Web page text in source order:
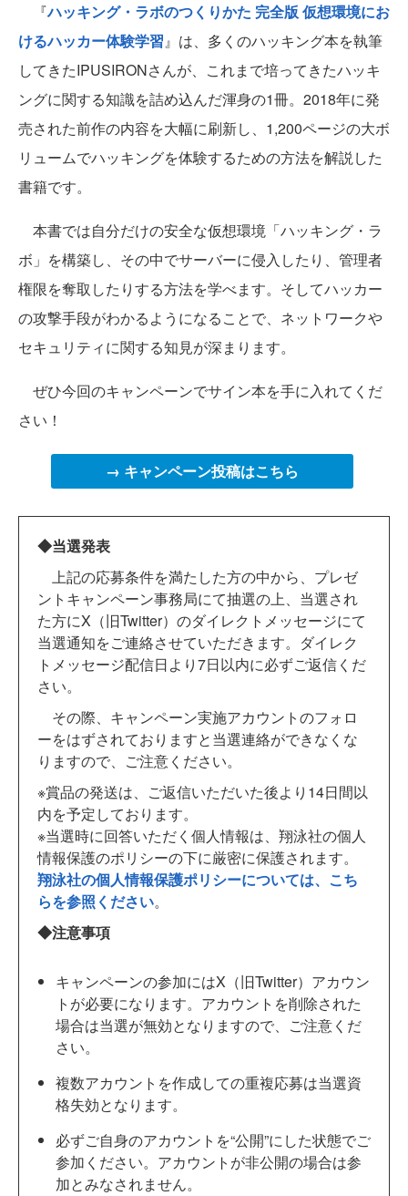
『ハッキング・ラボのつくりかた 完全版 仮想環境にお
けるハッカー体験学習』は、多くのハッキング本を執筆
してきたIPUSIRONさんが、これまで培ってきたハッキ
ングに関する知識を詰め込んだ渾身の1冊。2018年に発
売された前作の内容を大幅に刷新し、1,200ページの大ボ
リュームでハッキングを体験するための方法を解説した
書籍です。
本書では自分だけの安全な仮想環境「ハッキング・ラ
ボ」を構築し、その中でサーバーに侵入したり、管理者
権限を奪取したりする方法を学べます。そしてハッカー
の攻撃手段がわかるようになることで、ネットワークや
セキュリティに関する知見が深まります。
ぜひ今回のキャンペーンでサイン本を手に入れてくだ
さい！
→ キャンペーン投稿はこちら
◆当選発表
上記の応募条件を満たした方の中から、プレゼ
ントキャンペーン事務局にて抽選の上、当選され
た方にX（旧Twitter）のダイレクトメッセージにて
当選通知をご連絡させていただきます。ダイレク
トメッセージ配信日より7日以内に必ずご返信くだ
さい。
その際、キャンペーン実施アカウントのフォロ
ーをはずされておりますと当選連絡ができなくな
りますので、ご注意ください。
※賞品の発送は、ご返信いただいた後より14日間以
内を予定しております。
※当選時に回答いただく個人情報は、翔泳社の個人
情報保護のポリシーの下に厳密に保護されます。
翔泳社の個人情報保護ポリシーについては、こち
らを参照ください。
◆注意事項
キャンペーンの参加にはX（旧Twitter）アカウン
トが必要になります。アカウントを削除された
場合は当選が無効となりますので、ご注意くだ
さい。
複数アカウントを作成しての重複応募は当選資
格失効となります。
必ずご自身のアカウントを“公開”にした状態でご
参加ください。アカウントが非公開の場合は参
加とみなされません。